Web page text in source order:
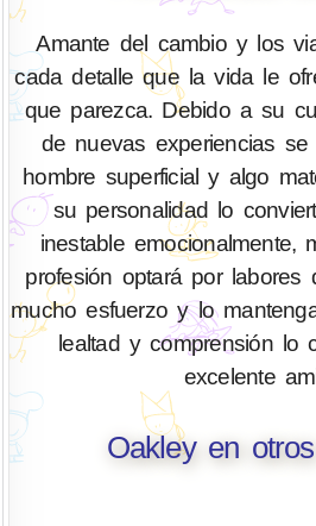
Amante del cambio y los
cada detalle que la vida le
que parezca. Debido a su
de nuevas experiencias
hombre superficial y algo
su personalidad lo
inestable emocionalmente,
profesión optará por labores
mucho esfuerzo y lo
lealtad y comprensión lo
excelente
Oakley en